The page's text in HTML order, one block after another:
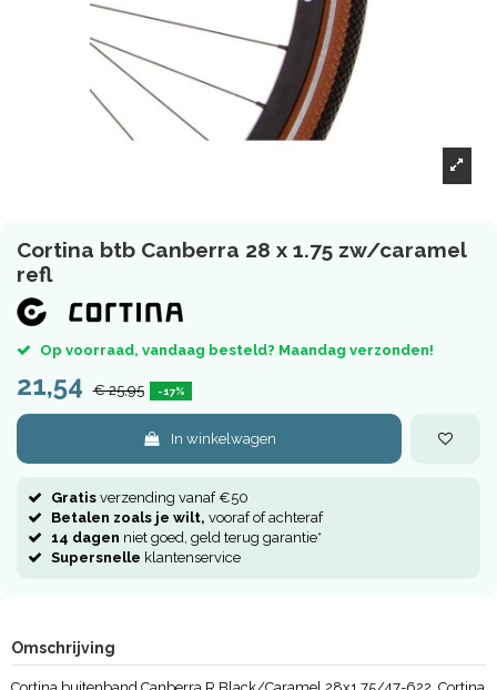
Cortina btb Canberra 28 x 1.75 zw/caramel
refl
Op voorraad, vandaag besteld? Maandag verzonden!
21,54 € 25,95 -17%
In winkelwagen
Gratis verzending vanaf €50
Betalen zoals je wilt, vooraf of achteraf
14 dagen niet goed, geld terug garantie*
Supersnelle klantenservice
Omschrijving